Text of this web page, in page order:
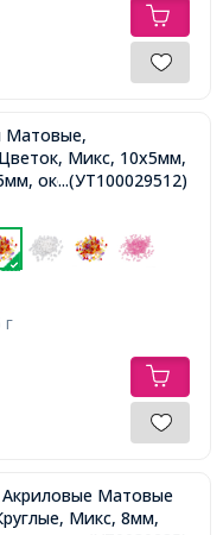
Матовые,
Микс, 10х5мм,
около 200шт/25г,
...(УТ100029512)
г
Микс, 8мм,